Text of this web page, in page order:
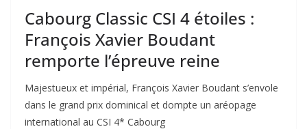
Cabourg Classic CSI 4 étoiles :
François Xavier Boudant
remporte l’épreuve reine
Majestueux et impérial, François Xavier Boudant s’envole
dans le grand prix dominical et dompte un aréopage
international au CSI 4* Cabourg